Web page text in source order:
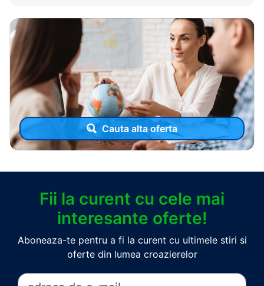
Cauta alta oferta
Fii la curent cu cele mai
interesante oferte!
Aboneaza-te pentru a fi la curent cu ultimele stiri si
oferte din lumea croazierelor